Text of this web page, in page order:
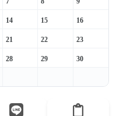
14 15 16
21 22 23
28 29 30